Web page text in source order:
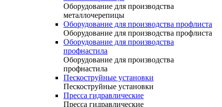
Оборудование для производства
металлочерепицы
Оборудование для производства профлиста
Оборудование для производства профлиста
Оборудование для производства
профнастила
Оборудование для производства
профнастила
Пескоструйные установки
Пескоструйные установки
Пресса гидравлические
Пресса гидравлические